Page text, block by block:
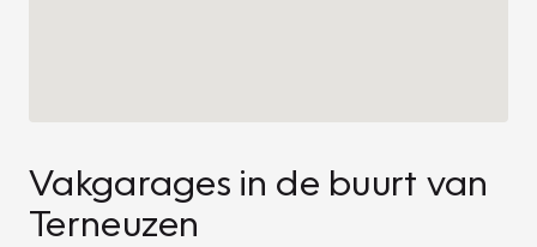
Vakgarages in de buurt van
Terneuzen